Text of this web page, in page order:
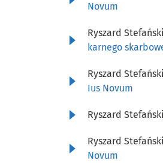
Novum
Ryszard
karnego
Ryszard
Ius Novum
Ryszard
Ryszard
Novum